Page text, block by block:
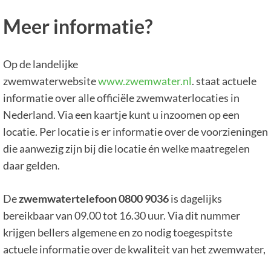
Meer informatie?
Op de landelijke
zwemwaterwebsitewww.zwemwater.nl. staat actuele
informatie over alle officiële zwemwaterlocaties in
Nederland. Via een kaartje kunt u inzoomen op een
locatie. Per locatie is er informatie over de voorzieningen
die aanwezig zijn bij die locatie én welke maatregelen
daar gelden.
Dezwemwatertelefoon 0800 9036is dagelijks
bereikbaar van 09.00 tot 16.30 uur. Via dit nummer
krijgen bellers algemene en zo nodig toegespitste
actuele informatie over de kwaliteit van het zwemwater,